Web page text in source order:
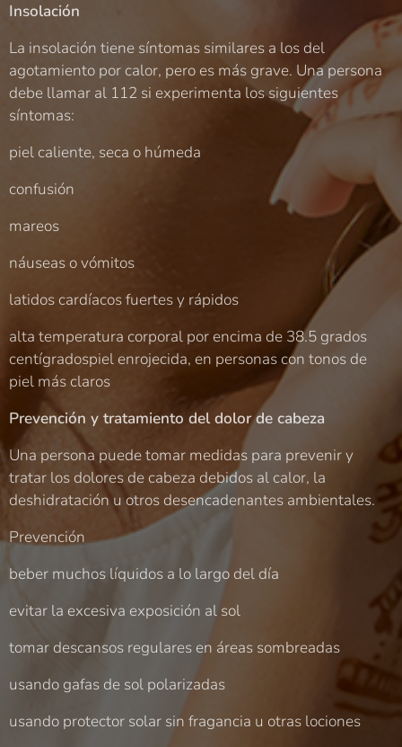
Insolación
La insolación tiene síntomas similares a los del
agotamiento por calor, pero es más grave. Una persona
debe llamar al 112 si experimenta los siguientes
síntomas:
piel caliente, seca o húmeda
confusión
mareos
náuseas o vómitos
latidos cardíacos fuertes y rápidos
alta temperatura corporal por encima de 38.5 grados
centígradospiel enrojecida, en personas con tonos de
piel más claros
Prevención y tratamiento del dolor de cabeza
Una persona puede tomar medidas para prevenir y
tratar los dolores de cabeza debidos al calor, la
deshidratación u otros desencadenantes ambientales.
Prevención
beber muchos líquidos a lo largo del día
evitar la excesiva exposición al sol
tomar descansos regulares en áreas sombreadas
usando gafas de sol polarizadas
usando protector solar sin fragancia u otras lociones